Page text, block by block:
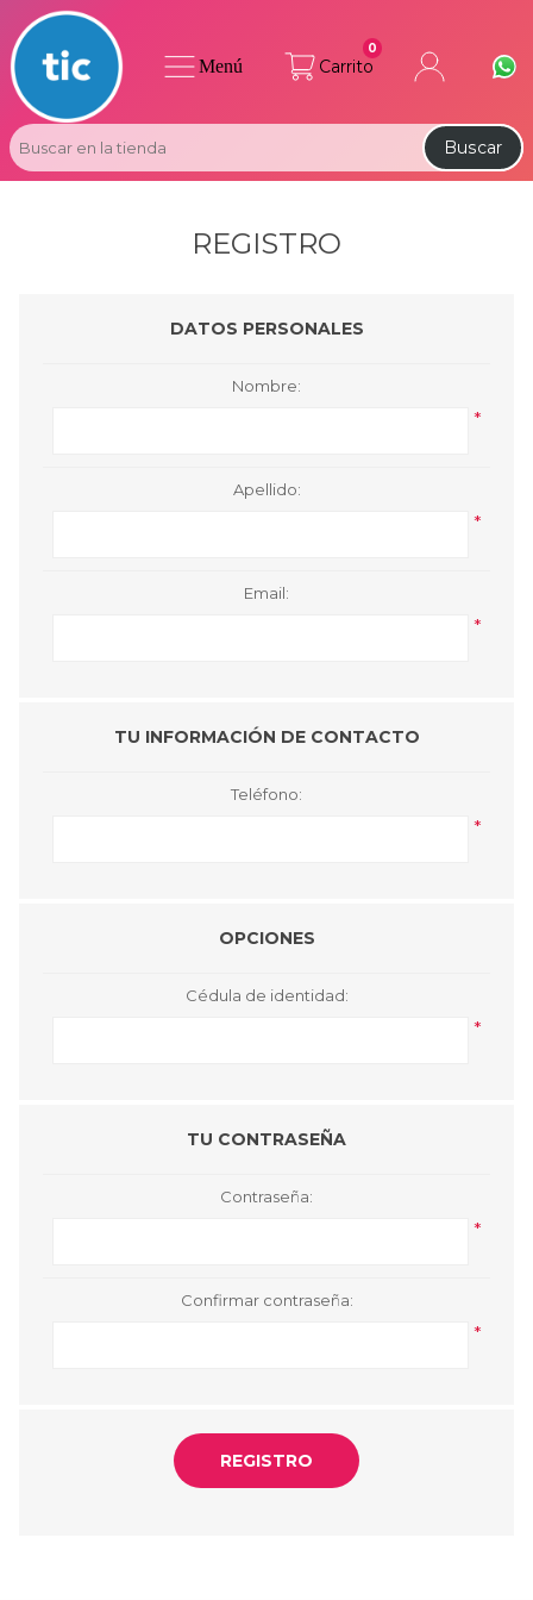
Carrito
0
Buscar
Menú
REGISTRO
DATOS PERSONALES
Nombre:
*
Apellido:
*
Email:
*
TU INFORMACIÓN DE CONTACTO
Teléfono:
*
OPCIONES
Cédula de identidad:
*
TU CONTRASEÑA
Contraseña:
*
Confirmar contraseña:
*